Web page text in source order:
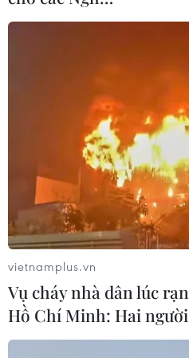
Thượng viện Mỹ phê
ByteDance thoái vốn
Sau khi Hạ viện Mỹ phê
20/4, Thượng viện Mỹ
dự luật buộc công ty mẹ
ứng dụng TikTok trong
vietnamplus.vn
Vụ cháy nhà dân lúc
Hồ Chí Minh: Hai